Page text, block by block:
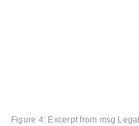
Figure 4: Excerpt from msg